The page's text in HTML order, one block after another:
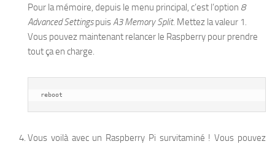
Pour la mémoire, depuis le menu principal, c’est l’option 8
Advanced SettingspuisA3 Memory Split. Mettez la valeur 1.
Vous pouvez maintenant relancer le Raspberry pour prendre
tout ça en charge.
reboot
Vous voilà avec un Raspberry Pi survitaminé ! Vous pouvez